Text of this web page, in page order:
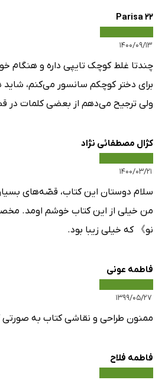
Parisa ۲۲
۱۴۰۰/۰۹/۱۳
چندتا غلط کوچک تایپی داره و هنگام
برای دختر کوچکم سانسور می‌کنم،
ولی ترجیح می‌دهم از بعضی کلمات در
کژال مصطفائی نژاد
۱۴۰۰/۰۳/۲۱
سلام دوستان این کتاب، قصّه‌های
من خیلی از این کتاب خوشم اومد.
نو》 که خیلی زیبا بود.
فاطمه عونی
۱۳۹۹/۰۵/۲۷
ممنون طراحی و نقاشی کتاب به صورتی
فاطمه فلاح